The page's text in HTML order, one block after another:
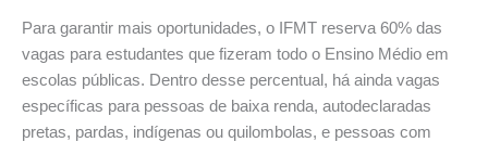
Para garantir mais oportunidades, o IFMT reserva 60% das
vagas para estudantes que fizeram todo o Ensino Médio em
escolas públicas. Dentro desse percentual, há ainda vagas
específicas para pessoas de baixa renda, autodeclaradas
pretas, pardas, indígenas ou quilombolas, e pessoas com